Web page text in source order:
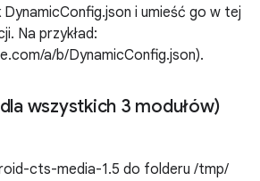
DynamicConfig.json i umieść go w tej
Na przykład:
a/b/DynamicConfig.json).
wszystkich 3 modułów)
cts-media-1.5 do folderu /tmp/